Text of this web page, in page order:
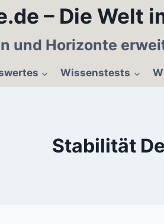
– Die Welt
und Horizonte
Wissenstests
Stabilität